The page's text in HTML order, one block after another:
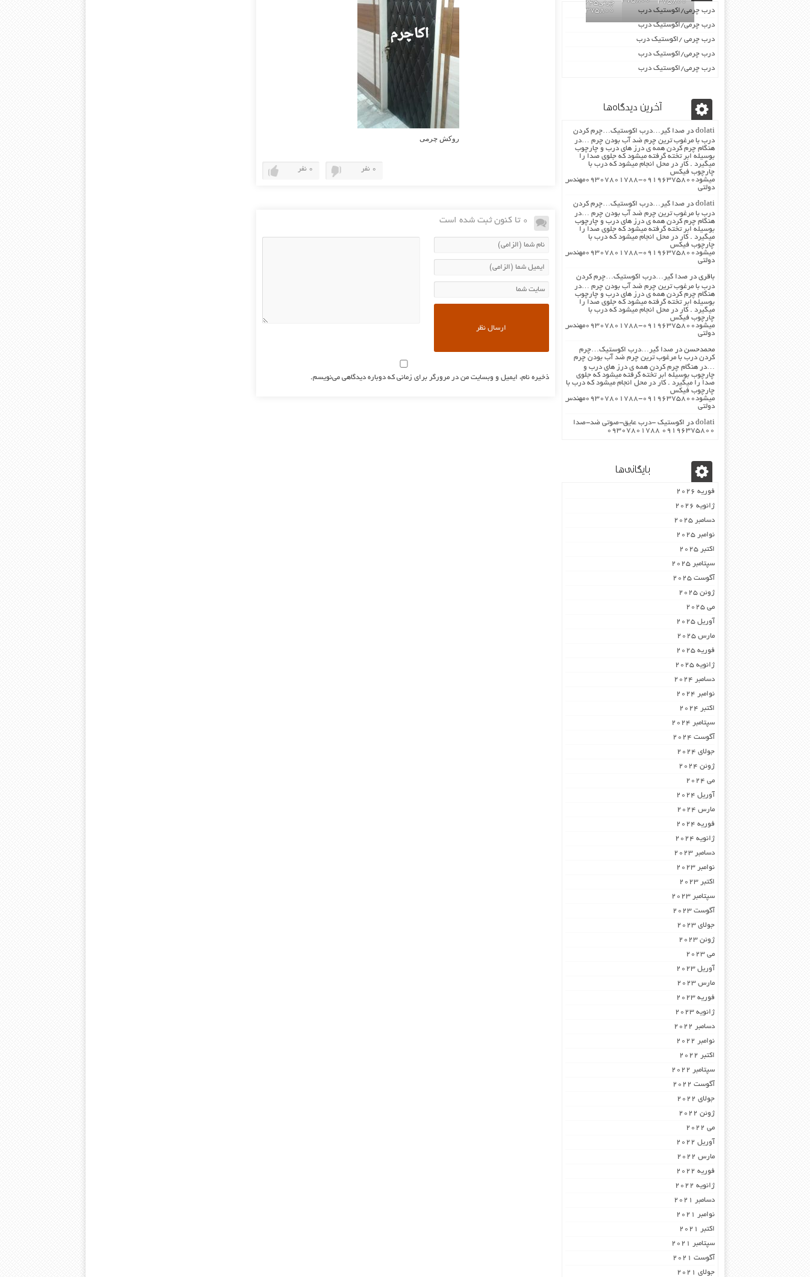
روکش چرمی
0 نفر 0 نفر
0 تا کنون ثبت شده است
ذخیره نام، ایمیل و وبسایت من در مرورگر برای زمانی که دوباره دیدگاهی می‌نویسم.
09196375800
درب چرمی/اکوستیک درب
درب چرمی/اکوستیک درب
درب چرمی /اکوستیک درب
درب چرمی/اکوستیک درب
درب چرمی/اکوستیک درب
آخرین دیدگاه‌ها
dolati در صدا گیر…درب اکوستیک…چرم کردن
درب با مرغوب ترین چرم ضد آب بودن چرم …در
هنگام چرم کردن همه ی درز های درب و چارچوب
بوسیله ابر تخته گرفته میشود که جلوی صدا را
میگیرد . کار در محل انجام میشود که درب با
چارچوب فیکس
میشود۰۹۱۹۶۳۷۵۸۰۰-۰۹۳۰۷۸۰۱۷۸۸مهندس
دولتی
dolati در صدا گیر…درب اکوستیک…چرم کردن
درب با مرغوب ترین چرم ضد آب بودن چرم …در
هنگام چرم کردن همه ی درز های درب و چارچوب
بوسیله ابر تخته گرفته میشود که جلوی صدا را
میگیرد . کار در محل انجام میشود که درب با
چارچوب فیکس
میشود۰۹۱۹۶۳۷۵۸۰۰-۰۹۳۰۷۸۰۱۷۸۸مهندس
دولتی
باقری در صدا گیر…درب اکوستیک…چرم کردن
درب با مرغوب ترین چرم ضد آب بودن چرم …در
هنگام چرم کردن همه ی درز های درب و چارچوب
بوسیله ابر تخته گرفته میشود که جلوی صدا را
میگیرد . کار در محل انجام میشود که درب با
چارچوب فیکس
میشود۰۹۱۹۶۳۷۵۸۰۰-۰۹۳۰۷۸۰۱۷۸۸مهندس
دولتی
محمدحسن در صدا گیر…درب اکوستیک…چرم
کردن درب با مرغوب ترین چرم ضد آب بودن چرم
…در هنگام چرم کردن همه ی درز های درب و
چارچوب بوسیله ابر تخته گرفته میشود که جلوی
صدا را میگیرد . کار در محل انجام میشود که درب با
چارچوب فیکس
میشود۰۹۱۹۶۳۷۵۸۰۰-۰۹۳۰۷۸۰۱۷۸۸مهندس
دولتی
dolati در اکوستیک -درب عایق-صوتی ضد-صدا
۰۹۱۹۶۳۷۵۸۰۰ ۰۹۳۰۷۸۰۱۷۸۸
بایگانی‌ها
فوریه 2026
ژانویه 2026
دسامبر 2025
نوامبر 2025
اکتبر 2025
سپتامبر 2025
آگوست 2025
ژوئن 2025
می 2025
آوریل 2025
مارس 2025
فوریه 2025
ژانویه 2025
دسامبر 2024
نوامبر 2024
اکتبر 2024
سپتامبر 2024
آگوست 2024
جولای 2024
ژوئن 2024
می 2024
آوریل 2024
مارس 2024
فوریه 2024
ژانویه 2024
دسامبر 2023
نوامبر 2023
اکتبر 2023
سپتامبر 2023
آگوست 2023
جولای 2023
ژوئن 2023
می 2023
آوریل 2023
مارس 2023
فوریه 2023
ژانویه 2023
دسامبر 2022
نوامبر 2022
اکتبر 2022
سپتامبر 2022
آگوست 2022
جولای 2022
ژوئن 2022
می 2022
آوریل 2022
مارس 2022
فوریه 2022
ژانویه 2022
دسامبر 2021
نوامبر 2021
اکتبر 2021
سپتامبر 2021
آگوست 2021
جولای 2021